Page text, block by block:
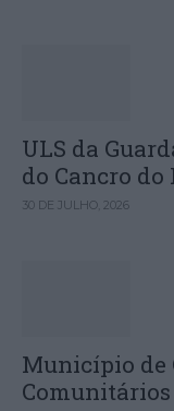
ULS da
do Cancro do
30 DE JULHO, 2026
Município de